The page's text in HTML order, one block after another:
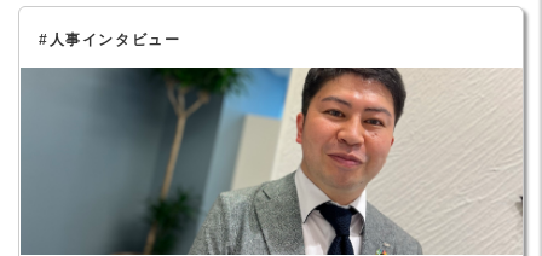
#人事インタビュー